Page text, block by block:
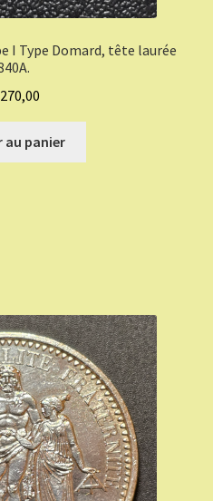
I Type Domard, tête laurée
au panier